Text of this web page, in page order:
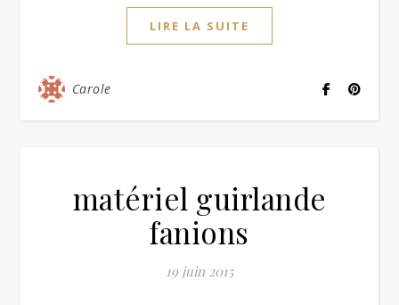
LIRE LA SUITE
Carole
matériel guirlande
fanions
19 juin 2015